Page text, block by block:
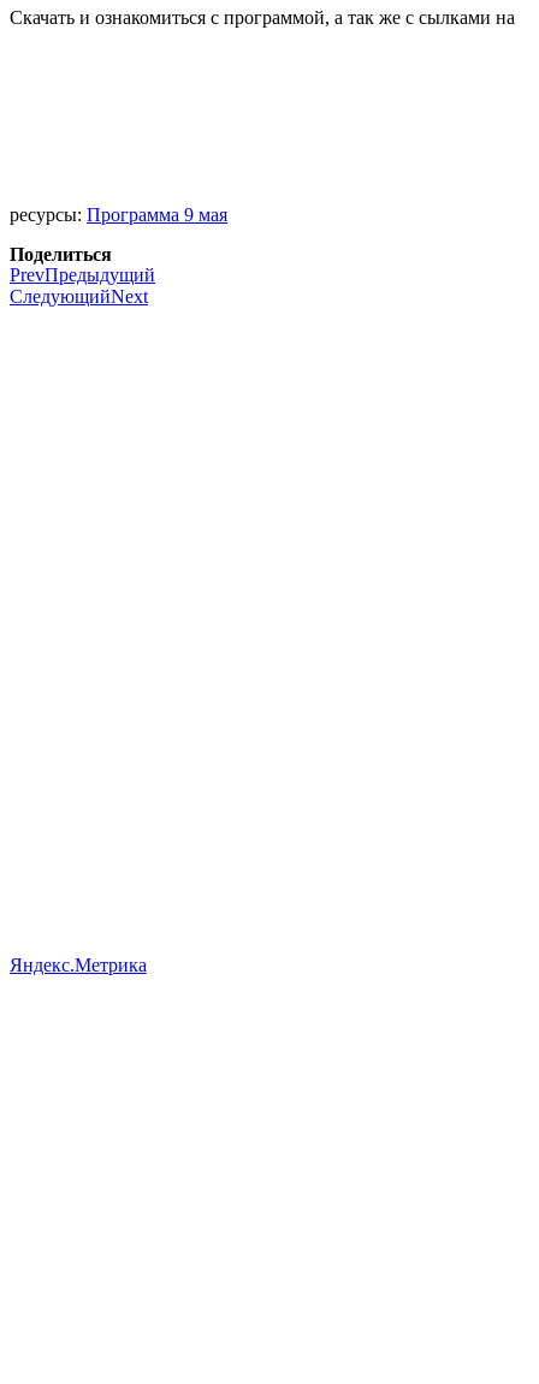
Скачать и ознакомиться с программой, а так же с сылками на
ресурсы: Программа 9 мая
Поделиться
PrevПредыдущий
СледующийNext
Яндекс.Метрика